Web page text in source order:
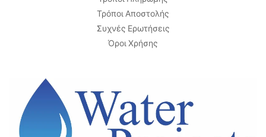
Τρόποι Αποστολής
Συχνές Ερωτήσεις
Όροι Χρήσης